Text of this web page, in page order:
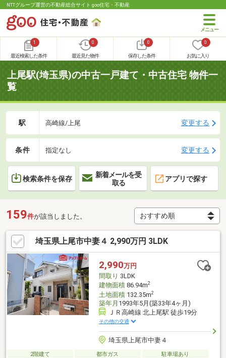
NTTグループ運営の不動産総合サイト goo住宅・不動産
1
最近検索した条件
0
最近見た物件
0
保存した条件
0
お気に入り
上尾駅(埼玉県)の中古一戸建て・中古住宅 物件一
覧
駅 高崎線/上尾 変更する
条件 指定なし 変更する
検索条件を保存
新着メールを受
取る
アプリで探す
159件が該当しました。
埼玉県上尾市中妻４ 2,990万円 3LDK
2,990万円
間取り 3LDK
建物面積86.94m2
土地面積132.35m2
築年月 1993年5月(築33年4ヶ月)
ＪＲ高崎線 北上尾駅 徒歩19分
その他の交通
埼玉県上尾市中妻４
2階建て 都市ガス
駐車場あり